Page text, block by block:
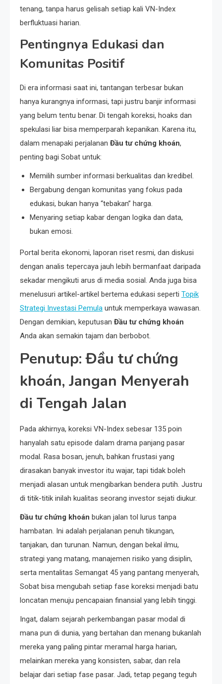
tenang, tanpa harus gelisah setiap kali VN-Index
berfluktuasi harian.
Pentingnya Edukasi dan
Komunitas Positif
Di era informasi saat ini, tantangan terbesar bukan
hanya kurangnya informasi, tapi justru banjir informasi
yang belum tentu benar. Di tengah koreksi, hoaks dan
spekulasi liar bisa memperparah kepanikan. Karena itu,
dalam menapaki perjalanan Đầu tư chứng khoán,
penting bagi Sobat untuk:
Memilih sumber informasi berkualitas dan kredibel.
Bergabung dengan komunitas yang fokus pada
edukasi, bukan hanya “tebakan” harga.
Menyaring setiap kabar dengan logika dan data,
bukan emosi.
Portal berita ekonomi, laporan riset resmi, dan diskusi
dengan analis tepercaya jauh lebih bermanfaat daripada
sekadar mengikuti arus di media sosial. Anda juga bisa
menelusuri artikel-artikel bertema edukasi seperti Topik
Strategi Investasi Pemula untuk memperkaya wawasan.
Dengan demikian, keputusan Đầu tư chứng khoán
Anda akan semakin tajam dan berbobot.
Penutup: Đầu tư chứng
khoán, Jangan Menyerah
di Tengah Jalan
Pada akhirnya, koreksi VN-Index sebesar 135 poin
hanyalah satu episode dalam drama panjang pasar
modal. Rasa bosan, jenuh, bahkan frustasi yang
dirasakan banyak investor itu wajar, tapi tidak boleh
menjadi alasan untuk mengibarkan bendera putih. Justru
di titik-titik inilah kualitas seorang investor sejati diukur.
Đầu tư chứng khoán bukan jalan tol lurus tanpa
hambatan. Ini adalah perjalanan penuh tikungan,
tanjakan, dan turunan. Namun, dengan bekal ilmu,
strategi yang matang, manajemen risiko yang disiplin,
serta mentalitas Semangat 45 yang pantang menyerah,
Sobat bisa mengubah setiap fase koreksi menjadi batu
loncatan menuju pencapaian finansial yang lebih tinggi.
Ingat, dalam sejarah perkembangan pasar modal di
mana pun di dunia, yang bertahan dan menang bukanlah
mereka yang paling pintar meramal harga harian,
melainkan mereka yang konsisten, sabar, dan rela
belajar dari setiap fase pasar. Jadi, tetap pegang teguh